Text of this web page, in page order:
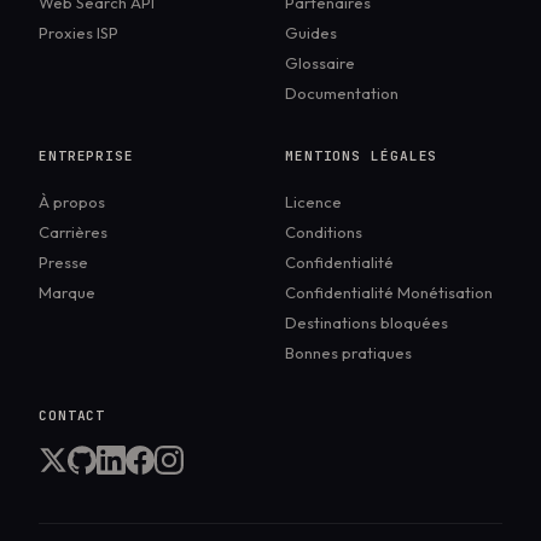
Proxies ISP
Guides
Glossaire
Documentation
ENTREPRISE
À propos
Carrières
Presse
Marque
MENTIONS LÉGALES
Licence
Conditions
Confidentialité
Confidentialité Monétisation
Destinations bloquées
Bonnes pratiques
CONTACT